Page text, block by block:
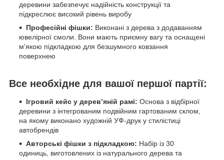
деревини забезпечує надійність конструкції та
підкреслює високий рівень виробу
Професійні фішки: Виконані з дерева з додаванням
ювелірної смоли. Вони мають приємну вагу та оснащені
м'якою підкладкою для безшумного ковзання
поверхнею
Все необхідне для вашої першої партії:
Ігровий кейс у дерев’яній рамі: Основа з відбірної
деревини з інтегрованим подвійним гартованим склом,
на якому виконано художній УФ-друк у стилістиці
автобрендів
Авторські фішки з підкладкою: Набір із 30
одиниць, виготовлених із натурального дерева та